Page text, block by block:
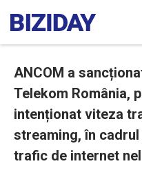
ANCOM a
Telekom România,
intenționat viteza
streaming, în
trafic de internet